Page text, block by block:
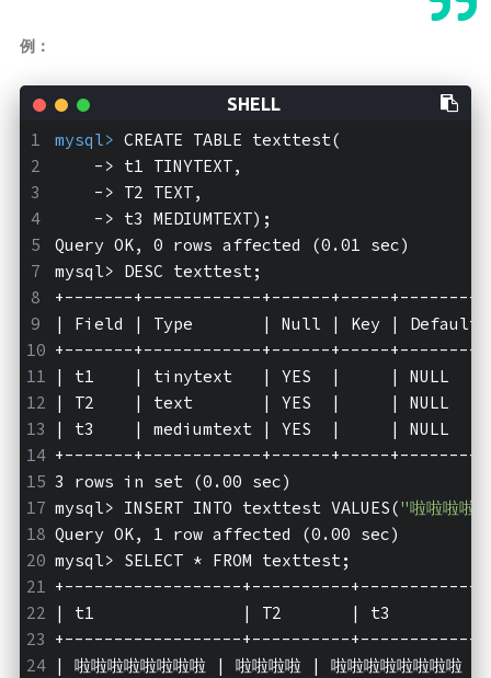
例：
mysql> CREATE TABLE texttest(
    -> t1 TINYTEXT,
    -> T2 TEXT,
    -> t3 MEDIUMTEXT);
Query OK, 0 rows affected (0.01 sec)
mysql> DESC texttest;
+-------+------------+------+-----+---------
| Field | Type       | Null | Key | Default
+-------+------------+------+-----+---------
| t1    | tinytext   | YES  |     | NULL
| T2    | text       | YES  |     | NULL
| t3    | mediumtext | YES  |     | NULL
+-------+------------+------+-----+---------
3 rows in set (0.00 sec)
mysql> INSERT INTO texttest VALUES("啦啦啦啦
Query OK, 1 row affected (0.00 sec)
mysql> SELECT * FROM texttest;
+------------------+----------
| t1               | T2       | t3
+------------------+----------
| 啦啦啦啦啦啦啦啦 | 啦啦啦啦 | 啦啦啦啦啦啦啦啦 |